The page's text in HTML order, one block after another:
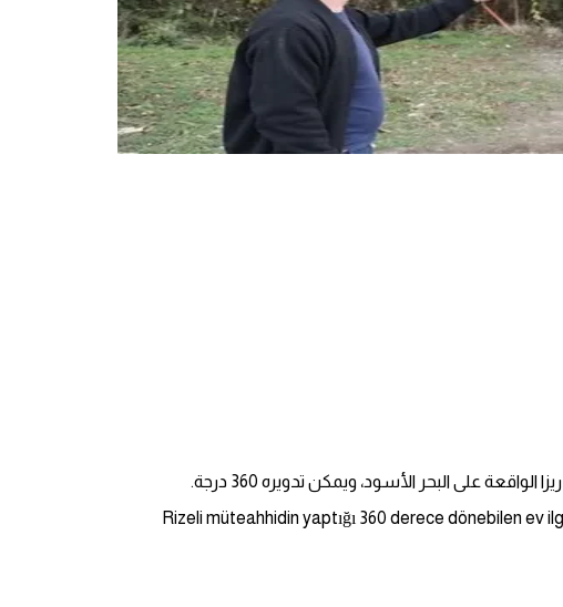
على البحر الأسود، ويمكن تدويره 360 درجة.
Rizeli müteahhidin yaptığı 360 derece dönebilen ev